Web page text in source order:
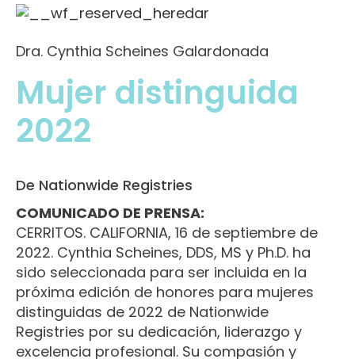
Dra. Cynthia Scheines Galardonada
Mujer distinguida
2022
De Nationwide Registries
COMUNICADO DE PRENSA:
CERRITOS. CALIFORNIA, 16 de septiembre de
2022. Cynthia Scheines, DDS, MS y Ph.D. ha
sido seleccionada para ser incluida en la
próxima edición de honores para mujeres
distinguidas de 2022 de Nationwide
Registries por su dedicación, liderazgo y
excelencia profesional. Su compasión y